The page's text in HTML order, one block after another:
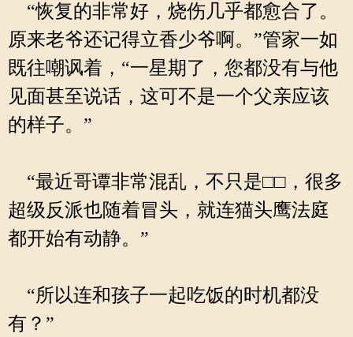
“恢复的非常好，烧伤几乎都愈合了。
原来老爷还记得立香少爷啊。”管家一如
既往嘲讽着，“一星期了，您都没有与他
见面甚至说话，这可不是一个父亲应该
的样子。”
“最近哥谭非常混乱，不只是□□，很多
超级反派也随着冒头，就连猫头鹰法庭
都开始有动静。”
“所以连和孩子一起吃饭的时机都没
有？”